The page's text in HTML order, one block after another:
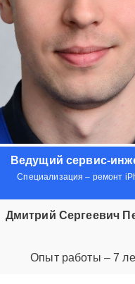
Ведущий сервис-
Специализация – ремонт
Дмитрий Сергеевич
Опыт работы – 7